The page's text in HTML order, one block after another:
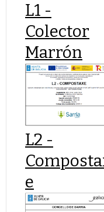
L1 -
Colector
Marrón
L2 -
e